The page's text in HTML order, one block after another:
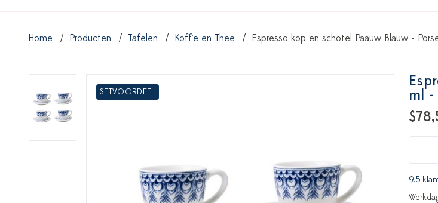
Home Producten Tafelen Koffie en Thee Espresso kop en schotel Paauw Blauw -
SETVOORDEEL
ml -
9.5